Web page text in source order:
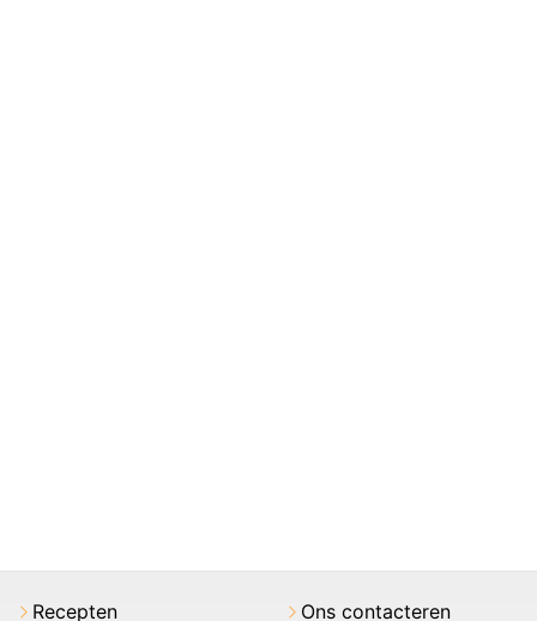
Recepten Ons contacteren